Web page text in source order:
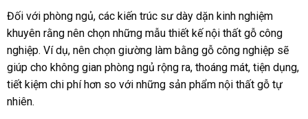
Đối với phòng ngủ, các kiến trúc sư dày dặn kinh nghiệm
khuyên rằng nên chọn những mẫu thiết kế nội thất gỗ công
nghiệp. Ví dụ, nên chọn giường làm bằng gỗ công nghiệp sẽ
giúp cho không gian phòng ngủ rộng ra, thoáng mát, tiện dụng,
tiết kiệm chi phí hơn so với những sản phẩm nội thất gỗ tự
nhiên.